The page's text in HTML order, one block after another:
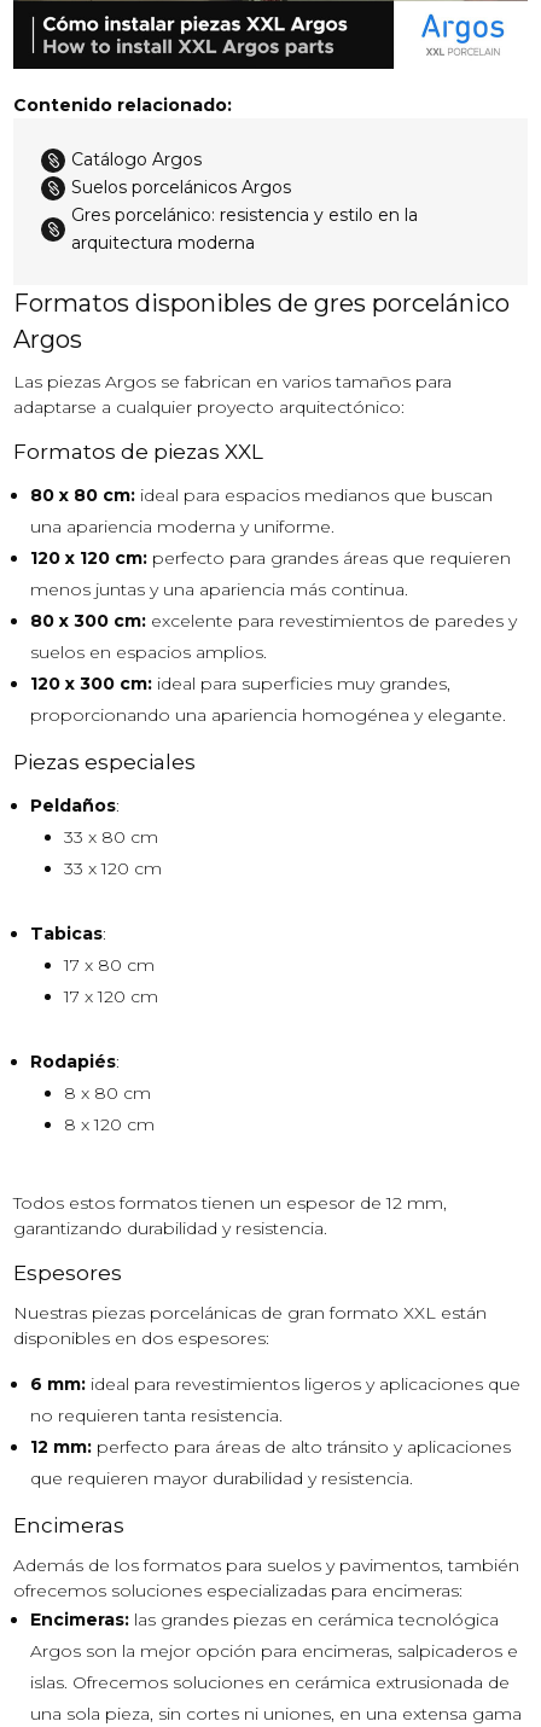
Contenido relacionado:
 Catálogo Argos
 Suelos porcelánicos Argos

Gres porcelánico: resistencia y estilo en la
arquitectura moderna
Formatos disponibles de gres porcelánico
Argos
Las piezas Argos se fabrican en varios tamaños para
adaptarse a cualquier proyecto arquitectónico:
Formatos de piezas XXL
80 x 80 cm: ideal para espacios medianos que buscan
una apariencia moderna y uniforme.
120 x 120 cm: perfecto para grandes áreas que requieren
menos juntas y una apariencia más continua.
80 x 300 cm: excelente para revestimientos de paredes y
suelos en espacios amplios.
120 x 300 cm: ideal para superficies muy grandes,
proporcionando una apariencia homogénea y elegante.
Piezas especiales
Peldaños:
33 x 80 cm
33 x 120 cm
Tabicas:
17 x 80 cm
17 x 120 cm
Rodapiés:
8 x 80 cm
8 x 120 cm
Todos estos formatos tienen un espesor de 12 mm,
garantizando durabilidad y resistencia.
Espesores
Nuestras piezas porcelánicas de gran formato XXL están
disponibles en dos espesores:
6 mm: ideal para revestimientos ligeros y aplicaciones que
no requieren tanta resistencia.
12 mm: perfecto para áreas de alto tránsito y aplicaciones
que requieren mayor durabilidad y resistencia.
Encimeras
Además de los formatos para suelos y pavimentos, también
ofrecemos soluciones especializadas para encimeras:
Encimeras: las grandes piezas en cerámica tecnológica
Argos son la mejor opción para encimeras, salpicaderos e
islas. Ofrecemos soluciones en cerámica extrusionada de
una sola pieza, sin cortes ni uniones, en una extensa gama